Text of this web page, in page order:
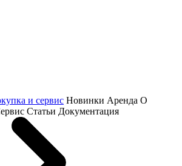
и сервис Новинки Аренда О
Статьи Документация